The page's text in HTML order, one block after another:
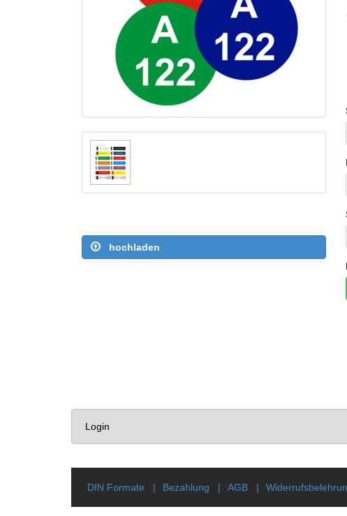
hochladen
Login
DIN Formate Bezahlung AGB